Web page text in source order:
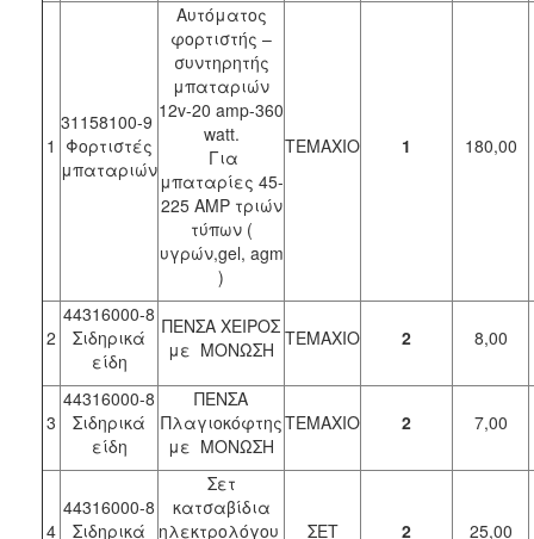
1
31158100-9
Φορτιστές
μπαταριών
Αυτόματος
φορτιστής –
συντηρητής
μπαταριών
12v-20 amp-360
watt.
Για
μπαταρίες 45-
225 AMP τριών
τύπων (
υγρών,gel, agm
)
ΤΕΜΑΧΙΟ 1 180,00
2
44316000-8
Σιδηρικά
είδη
ΠΕΝΣΑ ΧΕΙΡΟΣ
με ΜΟΝΩΣΗ ΤΕΜΑΧΙΟ 2 8,00
3
44316000-8
Σιδηρικά
είδη
ΠΕΝΣΑ
Πλαγιοκόφτης
με ΜΟΝΩΣΗ
ΤΕΜΑΧΙΟ 2 7,00
4
44316000-8
Σιδηρικά
Σετ
κατσαβίδια
ηλεκτρολόγου
ΣΕΤ 2 25,00